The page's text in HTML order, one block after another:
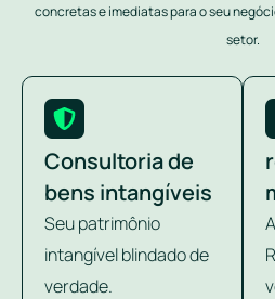
concretas e imediatas para o seu
setor.
Consultoria de
bens intangíveis
Seu patrimônio
intangível blindado de
verdade.